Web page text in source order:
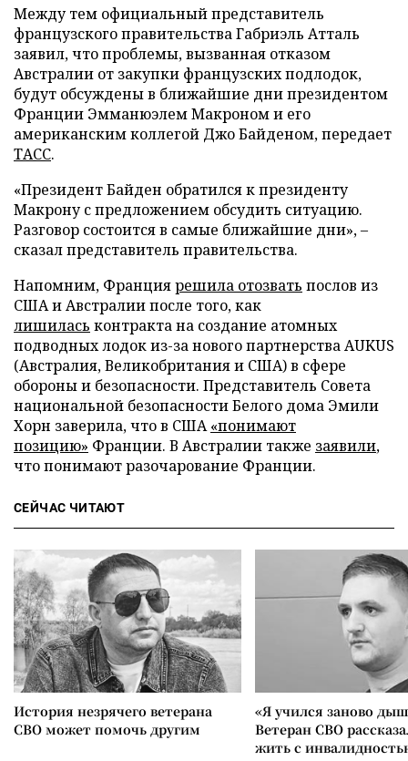
Между тем официальный представитель
французского правительства Габриэль Атталь
заявил, что проблемы, вызванная отказом
Австралии от закупки французских подлодок,
будут обсуждены в ближайшие дни президентом
Франции Эмманюэлем Макроном и его
американским коллегой Джо Байденом, передает
ТАСС.
«Президент Байден обратился к президенту
Макрону с предложением обсудить ситуацию.
Разговор состоится в самые ближайшие дни», –
сказал представитель правительства.
Напомним, Франциярешила отозвать послов из
США и Австралии после того, как
лишилась контракта на создание атомных
подводных лодок из-за нового партнерства AUKUS
(Австралия, Великобритания и США) в сфере
обороны и безопасности. Представитель Совета
национальной безопасности Белого дома Эмили
Хорн заверила, что в США«понимают
позицию» Франции. В Австралии также заявили,
что понимают разочарование Франции.
СЕЙЧАС ЧИТАЮТ
История незрячего ветерана
СВО может помочь другим
«Я учился заново
Ветеран СВО
жить с